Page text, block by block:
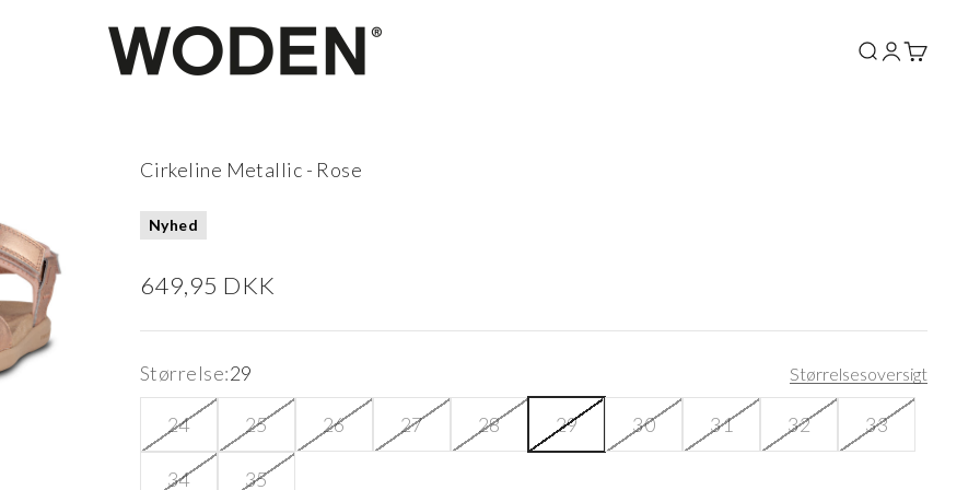
woden.dk
SøgLog ind
Kurv
Cirkeline Metallic - Rose
Nyhed
Salgspris
649,95 DKK
Størrelse:29 Størrelsesoversigt
24 25 26 27 28 29 30 31 32 33
34 35